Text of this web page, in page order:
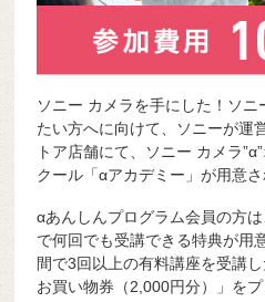
ソニー カメラを手にした！ソ
たい方へに向けて、ソニーが運
トア店舗にて、ソニー カメラ
クール「αアカデミー」が用意さ
αあんしんプログラム会員の方は
で何回でも受講できる特典が用
間で3回以上の有料講座を受講
お買い物券（2,000円分）」をプ